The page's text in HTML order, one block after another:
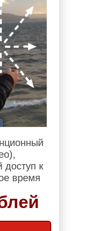
доступ к
время